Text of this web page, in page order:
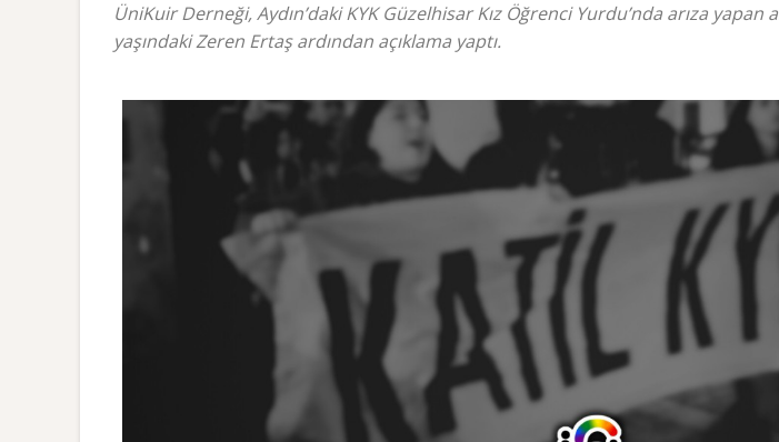
ÜniKuir Derneği, Aydın’daki KYK Güzelhisar Kız Öğrenci Yurdu’nda arıza yapan
yaşındaki Zeren Ertaş ardından açıklama yaptı.